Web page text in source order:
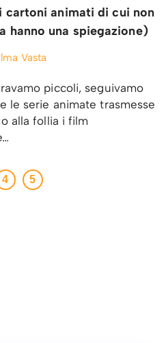
cartoni animati di cui non
hanno una spiegazione)
Vasta
piccoli, seguivamo
le serie animate trasmesse
alla follia i film
4 5